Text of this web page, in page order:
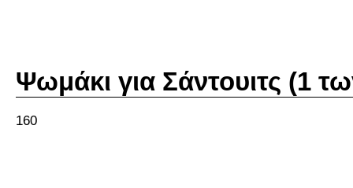
Ψωμάκι για Σάντουιτς (1
160